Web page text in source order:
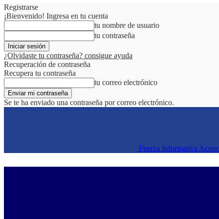
Registrarse
¡Bienvenido! Ingresa en tu cuenta
tu nombre de usuario
tu contraseña
¿Olvidaste tu contraseña? consigue ayuda
Recuperación de contraseña
Recupera tu contraseña
tu correo electrónico
Se te ha enviado una contraseña por correo electrónico.
Fuerza Informativa